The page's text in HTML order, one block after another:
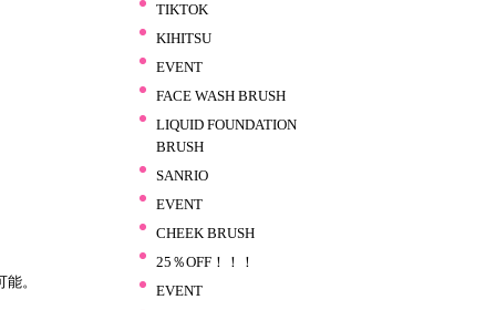
。
TIKTOK
KIHITSU
EVENT
FACE WASH BRUSH
LIQUID FOUNDATION
BRUSH
SANRIO
EVENT
CHEEK BRUSH
25％OFF！！！
EVENT